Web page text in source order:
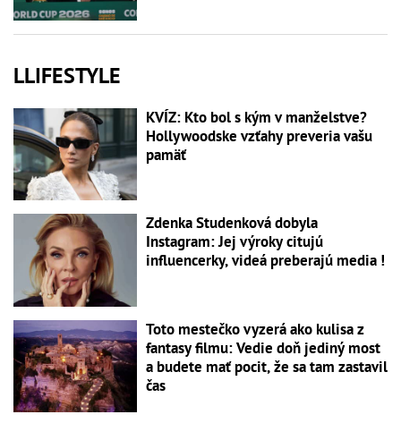
LLIFESTYLE
KVÍZ: Kto bol s kým v manželstve?
Hollywoodske vzťahy preveria vašu
pamäť
Zdenka Studenková dobyla
Instagram: Jej výroky citujú
influencerky, videá preberajú media !
Toto mestečko vyzerá ako kulisa z
fantasy filmu: Vedie doň jediný most
a budete mať pocit, že sa tam zastavil
čas